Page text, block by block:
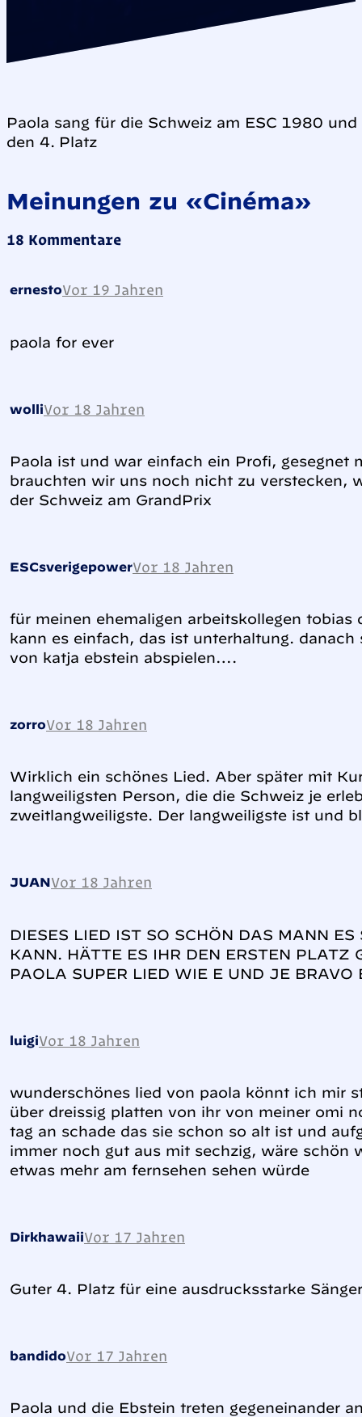
Paola sang für die Schweiz am ESC 1980
den 4. Platz
Meinungen zu «Cinéma»
18 Kommentare
ernestoVor 19 Jahren
paola for ever
wolliVor 18 Jahren
Paola ist und war einfach ein Profi, gesegnet
brauchten wir uns noch nicht zu verstecken,
der Schweiz am GrandPrix
ESCsverigepowerVor 18 Jahren
für meinen ehemaligen arbeitskollegen tobias
kann es einfach, das ist unterhaltung.
von katja ebstein abspielen….
zorroVor 18 Jahren
Wirklich ein schönes Lied. Aber später mit
langweiligsten Person, die die Schweiz je
zweitlangweiligste. Der langweiligste ist und
JUANVor 18 Jahren
DIESES LIED IST SO SCHÖN DAS MANN
KANN. HÄTTE ES IHR DEN ERSTEN PLATZ
PAOLA SUPER LIED WIE E UND JE BRAVO
luigiVor 18 Jahren
wunderschönes lied von paola könnt ich mir
über dreissig platten von ihr von meiner omi
tag an schade das sie schon so alt ist und
immer noch gut aus mit sechzig, wäre schön
etwas mehr am fernsehen sehen würde
DirkhawaiiVor 17 Jahren
Guter 4. Platz für eine ausdrucksstarke
bandidoVor 17 Jahren
Paola und die Ebstein treten gegeneinander